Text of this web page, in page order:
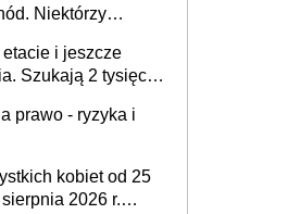
Niektórzy
i jeszcze
Szukają 2 tysięcy
prawo - ryzyka i
kobiet od 25
2026 r.